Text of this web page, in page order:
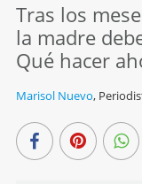
Tras los
la madre
Qué hacer
Marisol Nuevo,